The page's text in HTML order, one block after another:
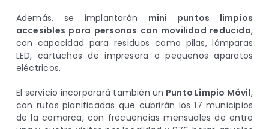
Además, se implantarán mini puntos limpios
accesibles para personas con movilidad reducida,
con capacidad para residuos como pilas, lámparas
LED, cartuchos de impresora o pequeños aparatos
eléctricos.
El servicio incorporará también un Punto Limpio Móvil,
con rutas planificadas que cubrirán los 17 municipios
de la comarca, con frecuencias mensuales de entre